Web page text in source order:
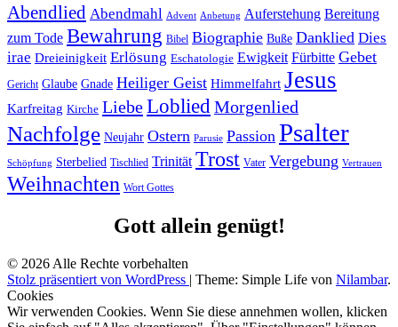
Abendlied Abendmahl Advent Anbetung Auferstehung Bereitung
zum Tode Bewahrung Bibel Biographie Buße Danklied Dies
irae Dreieinigkeit Erlösung Eschatologie Ewigkeit Fürbitte Gebet
Gericht Glaube Gnade Heiliger Geist Himmelfahrt Jesus
Karfreitag Kirche LiebeLoblied Morgenlied
Nachfolge Neujahr Ostern Parusie Passion Psalter
Schöpfung Sterbelied Tischlied Trinität Trost Vater Vergebung Vertrauen
Weihnachten Wort Gottes
Gott allein genügt!
© 2026 Alle Rechte vorbehalten
Stolz präsentiert von WordPress | Theme: Simple Life von Nilambar.
Cookies
Wir verwenden Cookies. Wenn Sie diese annehmen wollen, klicken